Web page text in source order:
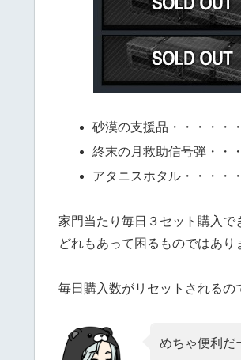
砂漠の支援品・・・・・
終末の月救助信号弾・・
アタニスホタル・・・・
家門当たり毎日３セット購入で
どれもあって困るものではあり
毎日購入数がリセットされるの
めちゃ便利だ